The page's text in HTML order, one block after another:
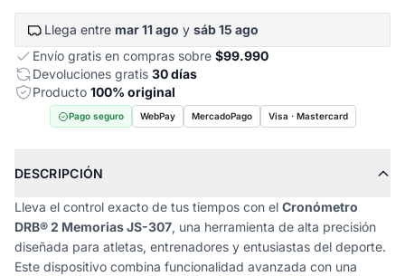
Llega entre mar 11 ago y sáb 15 ago
Envío gratis en compras sobre $99.990
Devoluciones gratis 30 días
Producto 100% original
Pago seguro WebPay MercadoPago Visa · Mastercard
DESCRIPCIÓN
Lleva el control exacto de tus tiempos con el Cronómetro
DRB® 2 Memorias JS-307, una herramienta de alta precisión
diseñada para atletas, entrenadores y entusiastas del deporte.
Este dispositivo combina funcionalidad avanzada con una